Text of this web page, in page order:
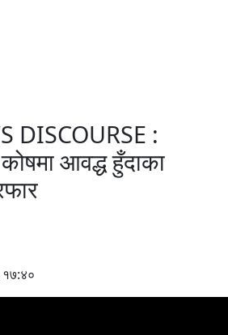
DISCOURSE :
आवद्ध हुँदाका
१७:४०